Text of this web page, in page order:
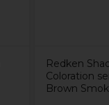
Redken
Coloration
Brown